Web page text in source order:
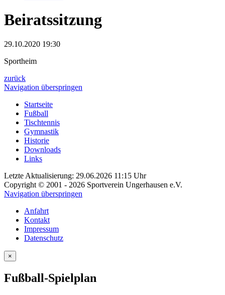
Beiratssitzung
29.10.2020 19:30
Sportheim
zurück
Navigation überspringen
Startseite
Fußball
Tischtennis
Gymnastik
Historie
Downloads
Links
Letzte Aktualisierung: 29.06.2026 11:15 Uhr
Copyright © 2001 - 2026 Sportverein Ungerhausen e.V.
Navigation überspringen
Anfahrt
Kontakt
Impressum
Datenschutz
×
Fußball-Spielplan